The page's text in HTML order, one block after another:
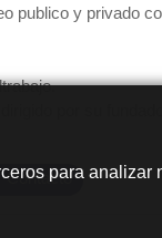
publico y privado
para